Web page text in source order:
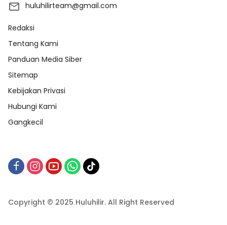
huluhilirteam@gmail.com
Redaksi
Tentang Kami
Panduan Media Siber
Sitemap
Kebijakan Privasi
Hubungi Kami
Gangkecil
Copyright © 2025 Huluhilir. All Right Reserved